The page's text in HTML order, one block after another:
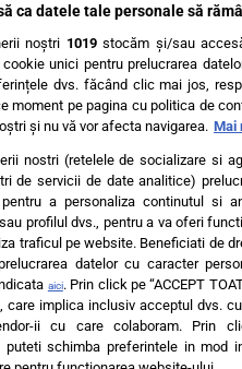
AI UN PONT?
Echipa
ca datele tale personale să
noștri 1019stocăm și/sau
unici pentru prelucrarea
dvs. făcând clic mai jos,
moment pe pagina cu politica de
și nu vă vor afecta navigarea. Mai
nostri (retelele de socializare si
de servicii de date analitice)
pentru a personaliza continutul si
profilul dvs., pentru a va oferi
traficul pe website. Beneficiati de
datelor cu caracter
aici. Prin click pe “ACCEPT
care implica inclusiv acceptul dvs.
ii cu care colaboram. Prin
puteti schimba preferintele in mod